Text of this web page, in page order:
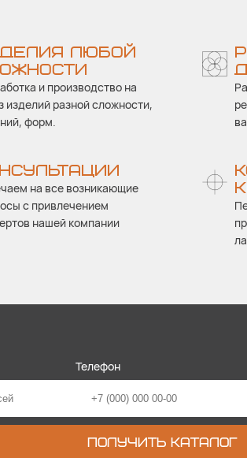
ЛЮБОЙ
и производство на
изделий разной сложности,
форм.
на все возникающие
с привлечением
нашей компании
Телефон
ПОЛУЧИТЬ КАТАЛОГ